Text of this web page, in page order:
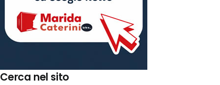
Cerca nel sito